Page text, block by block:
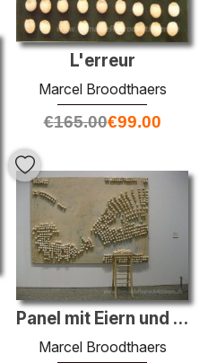
L'erreur
Marcel Broodthaers
€165.00€99.00
Panel mit Eiern und Hocker
Marcel Broodthaers